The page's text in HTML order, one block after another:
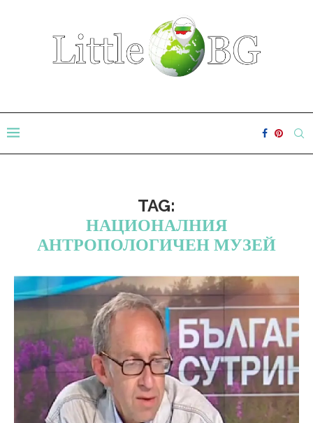
TAG:
НАЦИОНАЛНИЯ
АНТРОПОЛОГИЧЕН МУЗЕЙ